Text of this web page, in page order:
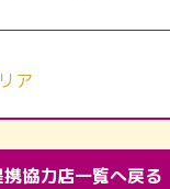
ア
携協力店一覧へ戻る